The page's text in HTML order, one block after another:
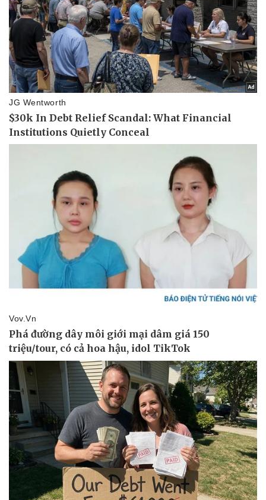
Thể thao
Lịch thi đấu bóng đá
Thế giới thể thao
Hậu trường
Ô tô - Xe máy
Xe máy
Tư vấn